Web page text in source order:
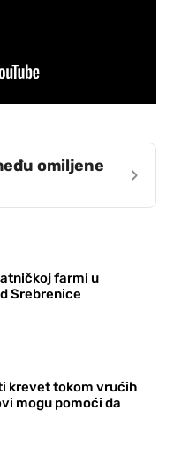
omiljene
›
farmi u
Srebrenice
krevet tokom vrućih
mogu pomoći da